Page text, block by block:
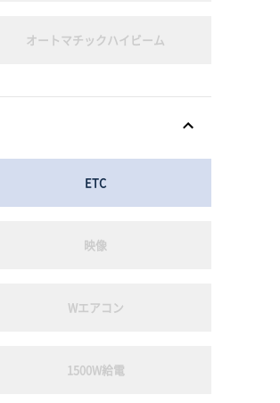
オートマチックハイビーム
ETC
映像
Wエアコン
1500W給電